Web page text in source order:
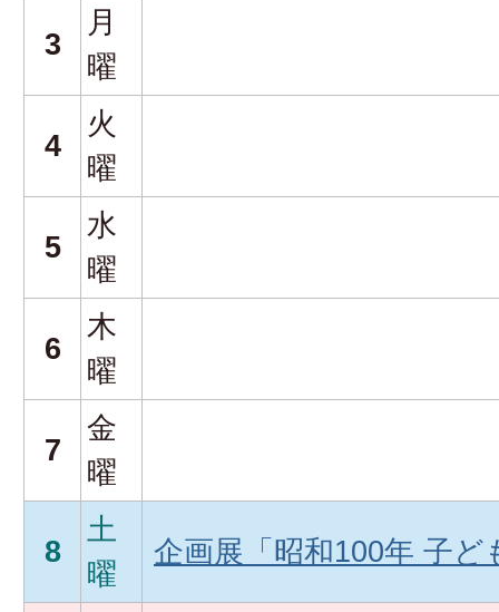
3
月
曜
4
火
曜
5
水
曜
6
木
曜
7
金
曜
8
土
曜
企画展「昭和100年 子